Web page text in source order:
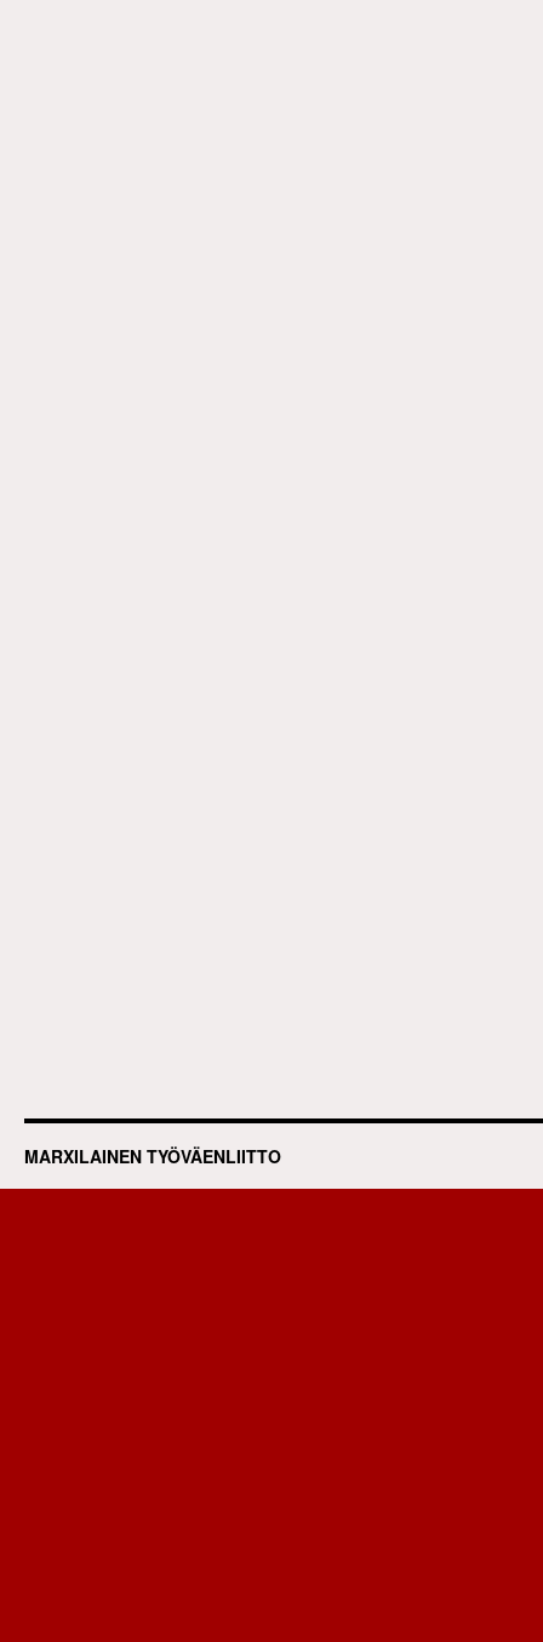
MARXILAINEN TYÖVÄENLIITTO